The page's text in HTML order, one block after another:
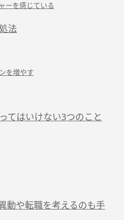
ーを感じている
法
を増やす
てはいけない3つのこと
動や転職を考えるのも手